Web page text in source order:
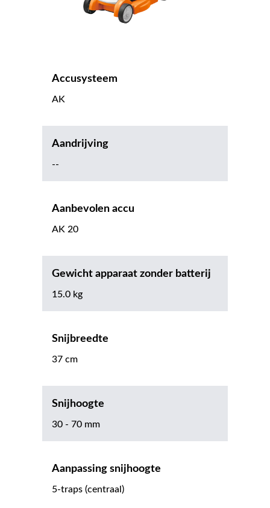
Accusysteem
AK
Aandrijving
--
Aanbevolen accu
AK 20
Gewicht apparaat zonder batterij
15.0 kg
Snijbreedte
37 cm
Snijhoogte
30 - 70 mm
Aanpassing snijhoogte
5-traps (centraal)